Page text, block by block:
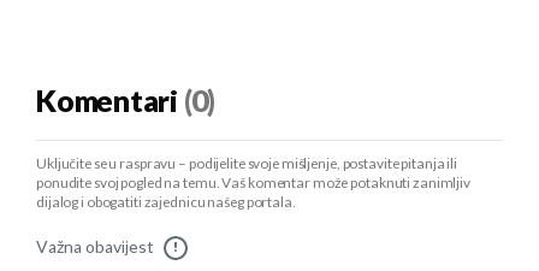
Komentari (0)
Uključite se u raspravu – podijelite svoje mišljenje, postavite pitanja ili
ponudite svoj pogled na temu. Vaš komentar može potaknuti zanimljiv
dijalog i obogatiti zajednicu našeg portala.
Važna obavijest !